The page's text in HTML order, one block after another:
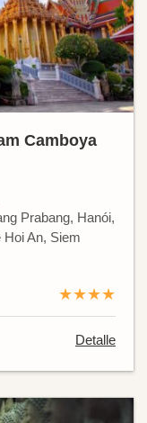
Camboya
Prabang, Hanói,
Hoi An, Siem
★★★★
Detalle